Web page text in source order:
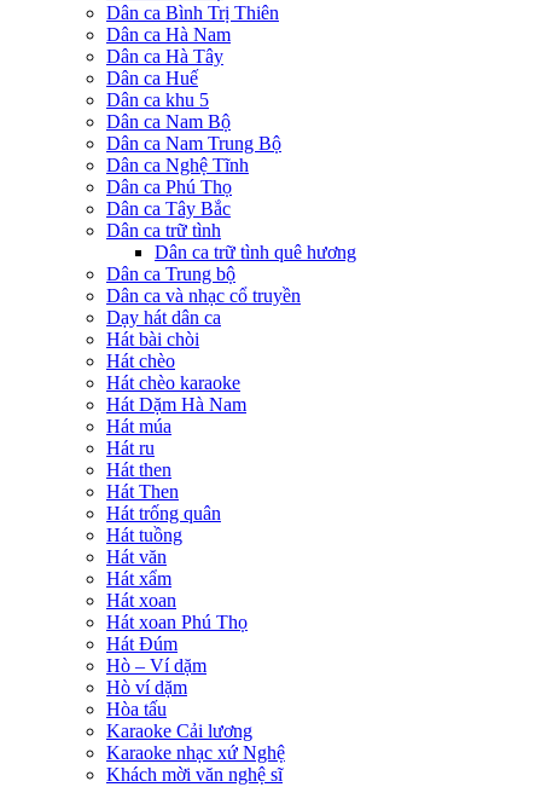
Dân ca Bình Trị Thiên
Dân ca Hà Nam
Dân ca Hà Tây
Dân ca Huế
Dân ca khu 5
Dân ca Nam Bộ
Dân ca Nam Trung Bộ
Dân ca Nghệ Tĩnh
Dân ca Phú Thọ
Dân ca Tây Bắc
Dân ca trữ tình
Dân ca trữ tình quê hương
Dân ca Trung bộ
Dân ca và nhạc cổ truyền
Dạy hát dân ca
Hát bài chòi
Hát chèo
Hát chèo karaoke
Hát Dặm Hà Nam
Hát múa
Hát ru
Hát then
Hát Then
Hát trống quân
Hát tuồng
Hát văn
Hát xẩm
Hát xoan
Hát xoan Phú Thọ
Hát Đúm
Hò – Ví dặm
Hò ví dặm
Hòa tấu
Karaoke Cải lương
Karaoke nhạc xứ Nghệ
Khách mời văn nghệ sĩ